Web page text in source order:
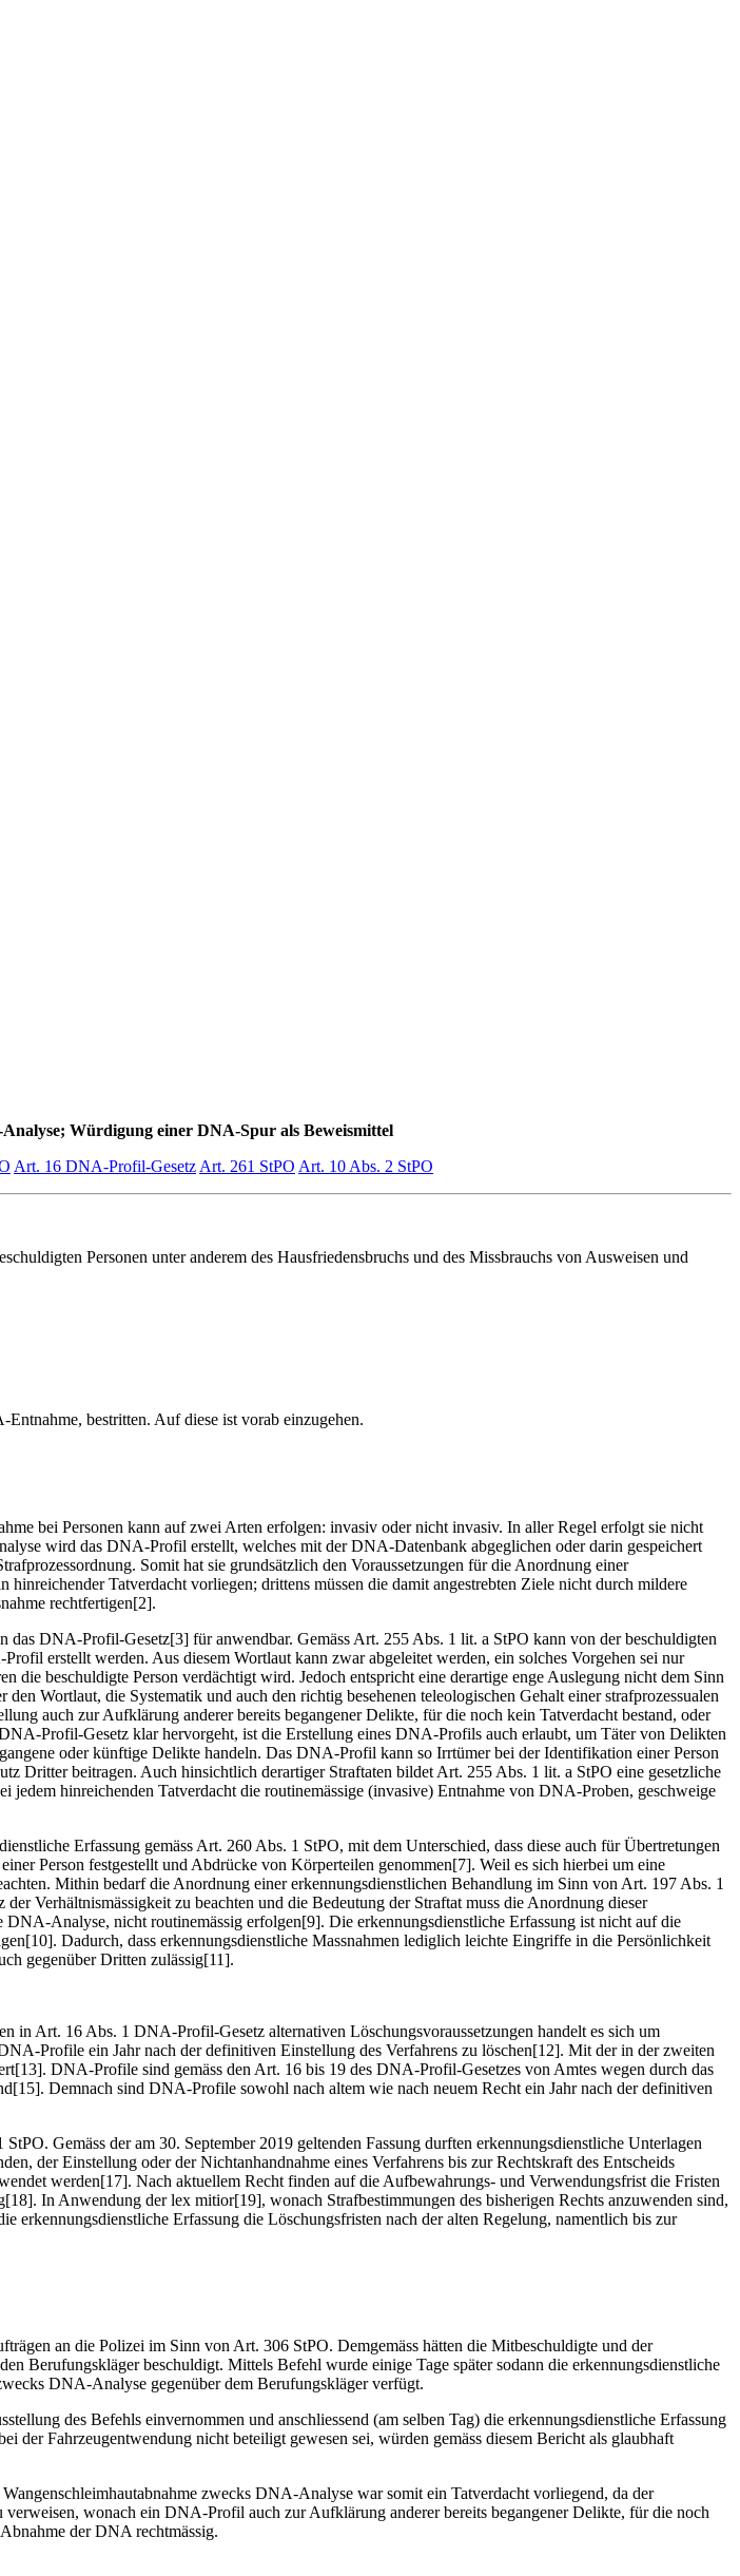
Würdigung einer DNA-Spur als Beweismittel
Art. 16 DNA-Profil-GesetzArt. 261 StPO Art. 10 Abs. 2 StPO
Personen unter anderem des Hausfriedensbruchs und des Missbrauchs von Ausweisen und
bestritten. Auf diese ist vorab einzugehen.
bei Personen kann auf zwei Arten erfolgen: invasiv oder nicht invasiv. In aller Regel erfolgt sie nicht
wird das DNA-Profil erstellt, welches mit der DNA-Datenbank abgeglichen oder darin gespeichert
Somit hat sie grundsätzlich den Voraussetzungen für die Anordnung einer
hinreichender Tatverdacht vorliegen; drittens müssen die damit angestrebten Ziele nicht durch mildere
rechtfertigen[2].
DNA-Profil-Gesetz[3] für anwendbar. Gemäss Art. 255 Abs. 1 lit. a StPO kann von der beschuldigten
erstellt werden. Aus diesem Wortlaut kann zwar abgeleitet werden, ein solches Vorgehen sei nur
beschuldigte Person verdächtigt wird. Jedoch entspricht eine derartige enge Auslegung nicht dem Sinn
Wortlaut, die Systematik und auch den richtig besehenen teleologischen Gehalt einer strafprozessualen
auch zur Aufklärung anderer bereits begangener Delikte, für die noch kein Tatverdacht bestand, oder
Profil-Gesetz klar hervorgeht, ist die Erstellung eines DNA-Profils auch erlaubt, um Täter von Delikten
oder künftige Delikte handeln. Das DNA-Profil kann so Irrtümer bei der Identifikation einer Person
Dritter beitragen. Auch hinsichtlich derartiger Straftaten bildet Art. 255 Abs. 1 lit. a StPO eine gesetzliche
hinreichenden Tatverdacht die routinemässige (invasive) Entnahme von DNA-Proben, geschweige
Erfassung gemäss Art. 260 Abs. 1 StPO, mit dem Unterschied, dass diese auch für Übertretungen
Person festgestellt und Abdrücke von Körperteilen genommen[7]. Weil es sich hierbei um eine
Mithin bedarf die Anordnung einer erkennungsdienstlichen Behandlung im Sinn von Art. 197 Abs. 1
Verhältnismässigkeit zu beachten und die Bedeutung der Straftat muss die Anordnung dieser
Analyse, nicht routinemässig erfolgen[9]. Die erkennungsdienstliche Erfassung ist nicht auf die
Dadurch, dass erkennungsdienstliche Massnahmen lediglich leichte Eingriffe in die Persönlichkeit
gegenüber Dritten zulässig[11].
Art. 16 Abs. 1 DNA-Profil-Gesetz alternativen Löschungsvoraussetzungen handelt es sich um
Profile ein Jahr nach der definitiven Einstellung des Verfahrens zu löschen[12]. Mit der in der zweiten
DNA-Profile sind gemäss den Art. 16 bis 19 des DNA-Profil-Gesetzes von Amtes wegen durch das
Demnach sind DNA-Profile sowohl nach altem wie nach neuem Recht ein Jahr nach der definitiven
Gemäss der am 30. September 2019 geltenden Fassung durften erkennungsdienstliche Unterlagen
der Einstellung oder der Nichtanhandnahme eines Verfahrens bis zur Rechtskraft des Entscheids
werden[17]. Nach aktuellem Recht finden auf die Aufbewahrungs- und Verwendungsfrist die Fristen
In Anwendung der lex mitior[19], wonach Strafbestimmungen des bisherigen Rechts anzuwenden sind,
erkennungsdienstliche Erfassung die Löschungsfristen nach der alten Regelung, namentlich bis zur
an die Polizei im Sinn von Art. 306 StPO. Demgemäss hätten die Mitbeschuldigte und der
Berufungskläger beschuldigt. Mittels Befehl wurde einige Tage später sodann die erkennungsdienstliche
DNA-Analyse gegenüber dem Berufungskläger verfügt.
des Befehls einvernommen und anschliessend (am selben Tag) die erkennungsdienstliche Erfassung
der Fahrzeugentwendung nicht beteiligt gewesen sei, würden gemäss diesem Bericht als glaubhaft
zwecks DNA-Analyse war somit ein Tatverdacht vorliegend, da der
wonach ein DNA-Profil auch zur Aufklärung anderer bereits begangener Delikte, für die noch
der DNA rechtmässig.